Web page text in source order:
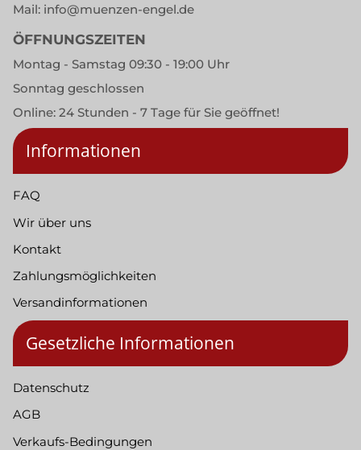
Mail: info@muenzen-engel.de
ÖFFNUNGSZEITEN
Montag - Samstag 09:30 - 19:00 Uhr
Sonntag geschlossen
Online: 24 Stunden - 7 Tage für Sie geöffnet!
Informationen
FAQ
Wir über uns
Kontakt
Zahlungsmöglichkeiten
Versandinformationen
Gesetzliche Informationen
Datenschutz
AGB
Verkaufs-Bedingungen